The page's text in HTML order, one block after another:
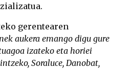
gerentearen
aukera emango digu gure
izateko eta horiei
Soraluce, Danobat,